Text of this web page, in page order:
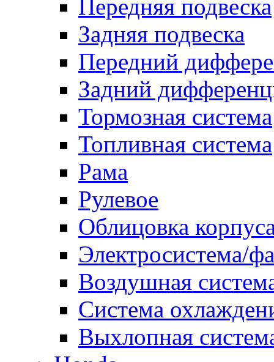
Передняя подвеска
Задняя подвеска
Передний
Задний
Тормозная система
Топливная система
Рама
Рулевое
Облицовка
Электросистема/
Воздушная
Система
Выхлопная